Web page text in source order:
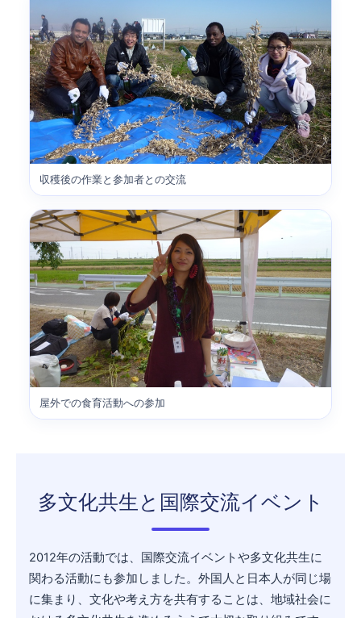
収穫後の作業と参加者との交流
屋外での食育活動への参加
多文化共生と国際交流イベント
2012年の活動では、国際交流イベントや多文化共生に
関わる活動にも参加しました。外国人と日本人が同じ場
に集まり、文化や考え方を共有することは、地域社会に